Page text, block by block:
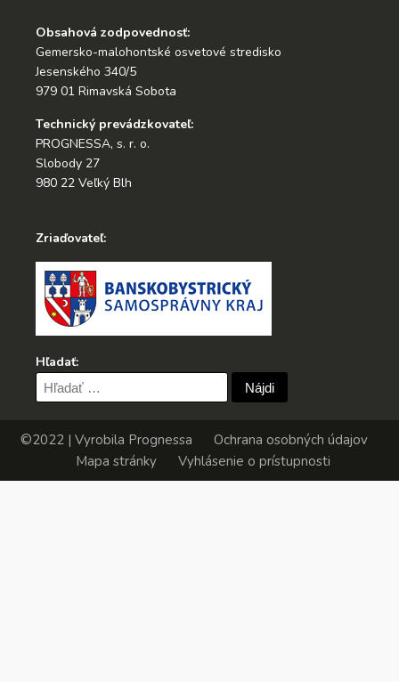
Obsahová zodpovednosť:
Gemersko-malohontské osvetové stredisko
Jesenského 340/5
979 01 Rimavská Sobota
Technický prevádzkovateľ:
PROGNESSA, s. r. o.
Slobody 27
980 22 Veľký Blh
Zriaďovateľ:
Hľadať:
Hľadať:
©2022 | Vyrobila Prognessa
Ochrana osobných údajov
Mapa stránky
Vyhlásenie o prístupnosti